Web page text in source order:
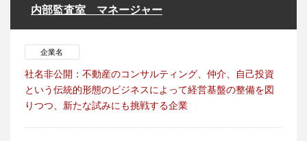
内部監査室 マネージャー
企業名
社名非公開：不動産のコンサルティング、仲介、自己投資
という伝統的形態のビジネスによって経営基盤の整備を図
りつつ、新たな試みにも挑戦する企業